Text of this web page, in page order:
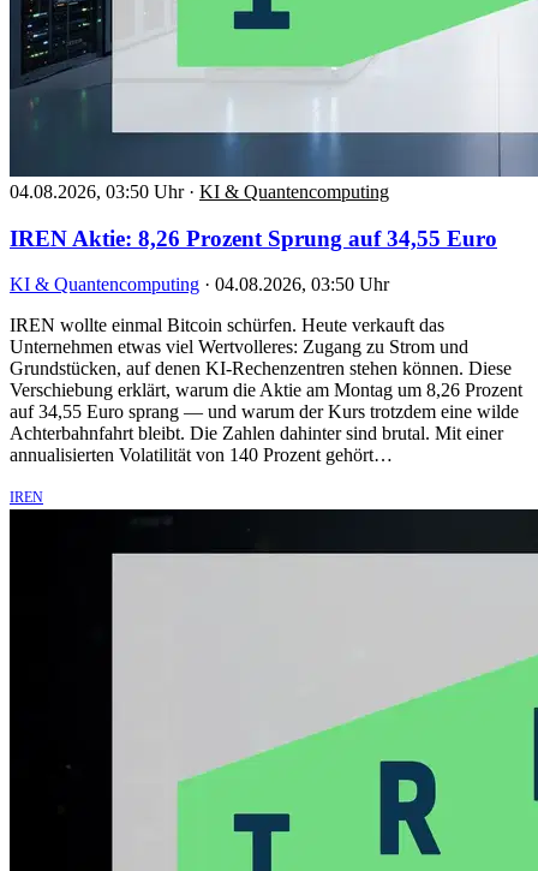
04.08.2026, 03:50 Uhr · KI & Quantencomputing
IREN Aktie: 8,26 Prozent Sprung auf 34,55 Euro
KI & Quantencomputing · 04.08.2026, 03:50 Uhr
IREN wollte einmal Bitcoin schürfen. Heute verkauft das
Unternehmen etwas viel Wertvolleres: Zugang zu Strom und
Grundstücken, auf denen KI-Rechenzentren stehen können. Diese
Verschiebung erklärt, warum die Aktie am Montag um 8,26 Prozent
auf 34,55 Euro sprang — und warum der Kurs trotzdem eine wilde
Achterbahnfahrt bleibt. Die Zahlen dahinter sind brutal. Mit einer
annualisierten Volatilität von 140 Prozent gehört…
IREN